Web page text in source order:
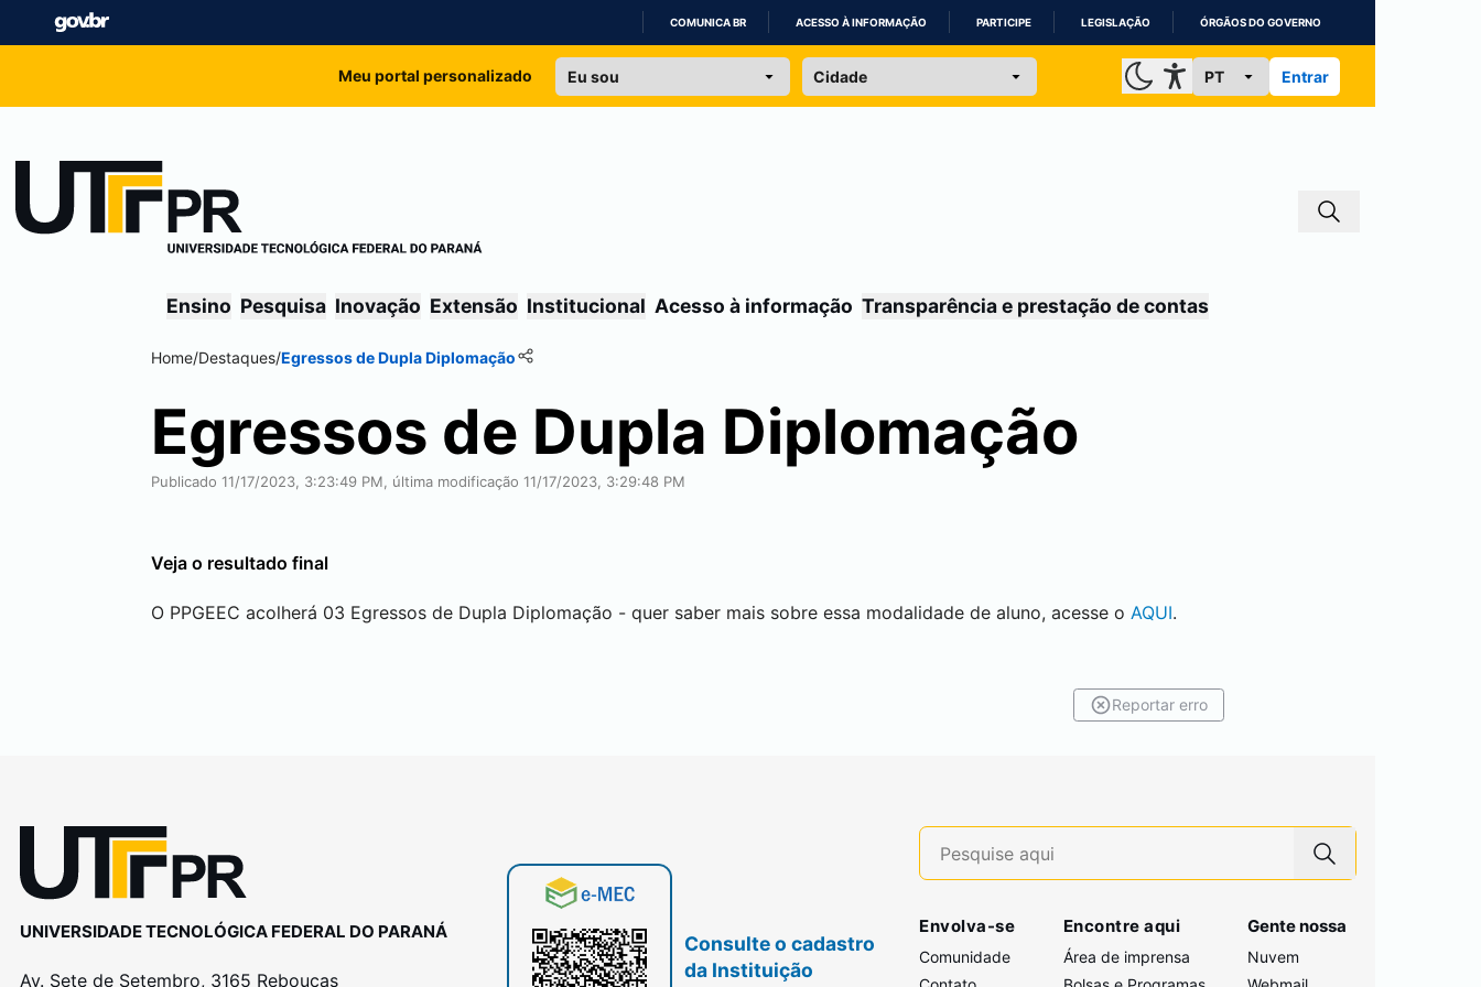
IR
COMUNICA BR ACESSO À INFORMAÇÃO PARTICIPE LEGISLAÇÃO ÓRGÃOS DO GOVERNO
Meu portal personalizado Entrar
Ensino Pesquisa Inovação Extensão Institucional Acesso à informação Transparência e prestação de contas
Home/Destaques/Egressos de Dupla Diplomação
Egressos de Dupla Diplomação
Publicado 11/17/2023, 3:23:49 PM, última modificação 11/17/2023, 3:29:48 PM
Veja o resultado final
O PPGEEC acolherá 03 Egressos de Dupla Diplomação - quer saber mais sobre essa modalidade de aluno, acesse o AQUI.
Reportar erro
UNIVERSIDADE TECNOLÓGICA FEDERAL DO PARANÁ
Av. Sete de Setembro, 3165 Rebouças
Consulte o cadastro
da Instituição
Envolva-se
Comunidade
Encontre aqui
Área de imprensa
Gente nossa
Nuvem